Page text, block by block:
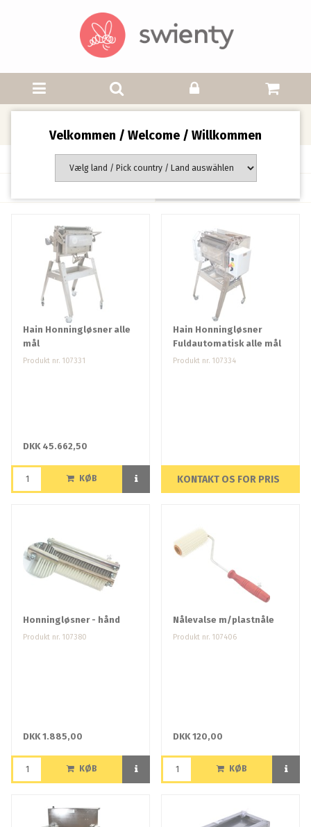
Velkommen / Welcome / Willkommen
Honningløsnere
Hain Honningløsner alle
mål
Produkt nr. 107331
DKK 45.662,50
KØB
Hain Honningløsner
Fuldautomatisk alle mål
Produkt nr. 107334
KONTAKT OS FOR PRIS
Honningløsner - hånd
Produkt nr. 107380
DKK 1.885,00
KØB
Nålevalse m/plastnåle
Produkt nr. 107406
DKK 120,00
KØB